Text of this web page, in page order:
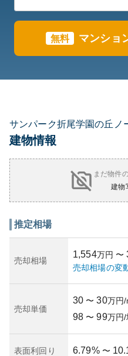
無料 マンショ
サンパーク折尾学園の丘ノ
建物情報
まだ物件
建物
推定相場
売却相場
1,554万円 〜
売却相場の変
売却単価
30 〜 30万円/
98 〜 99万円/
表面利回り 6.79% 〜